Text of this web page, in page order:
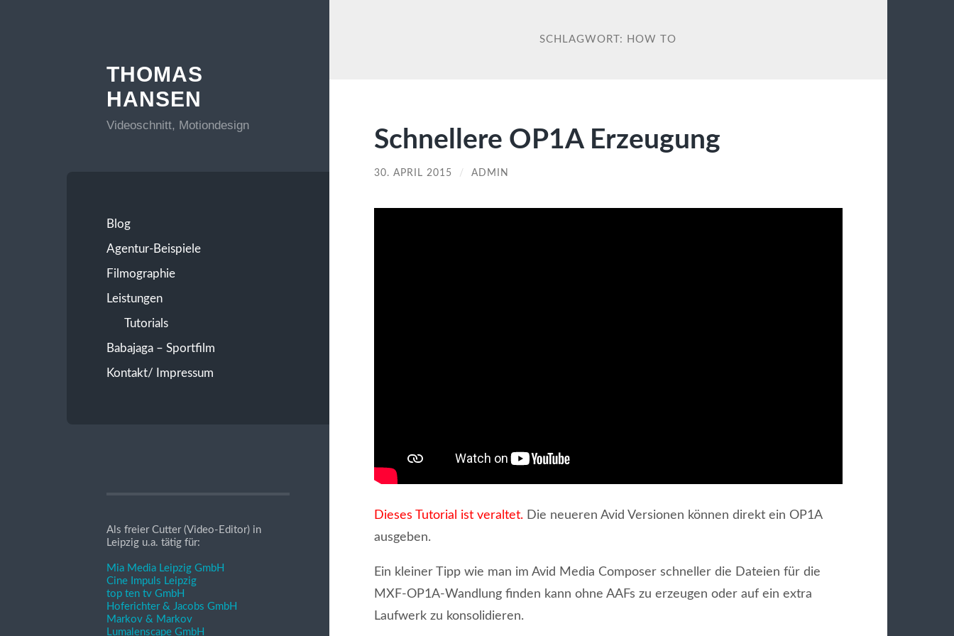
THOMAS
HANSEN
Videoschnitt, Motiondesign
Blog
Agentur-Beispiele
Filmographie
Leistungen
Tutorials
Babajaga – Sportfilm
Kontakt/ Impressum
Als freier Cutter (Video-Editor) in
Leipzig u.a. tätig für:
Mia Media Leipzig GmbH
Cine Impuls Leipzig
top ten tv GmbH
Hoferichter & Jacobs GmbH
Markov & Markov
Lumalenscape GmbH
SCHLAGWORT: HOW TO
Schnellere OP1A Erzeugung
30. APRIL 2015 / ADMIN
Dieses Tutorial ist veraltet.Die neueren Avid Versionen können direkt ein OP1A
ausgeben.
Ein kleiner Tipp wie man im Avid Media Composer schneller die Dateien für die
MXF-OP1A-Wandlung finden kann ohne AAFs zu erzeugen oder auf ein extra
Laufwerk zu konsolidieren.